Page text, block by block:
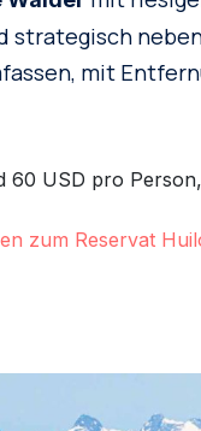
strategisch
mit
60 USD pro
zum Reservat